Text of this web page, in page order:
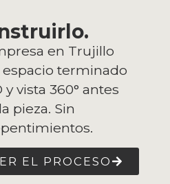
en Trujillo
terminado
vista 360° antes
pieza. Sin
EL PROCESO